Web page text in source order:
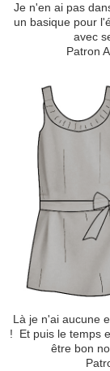
Je n'en ai pas
un basique pour
avec
Patron
Là je n'ai aucune
! Et puis le temps
être bon